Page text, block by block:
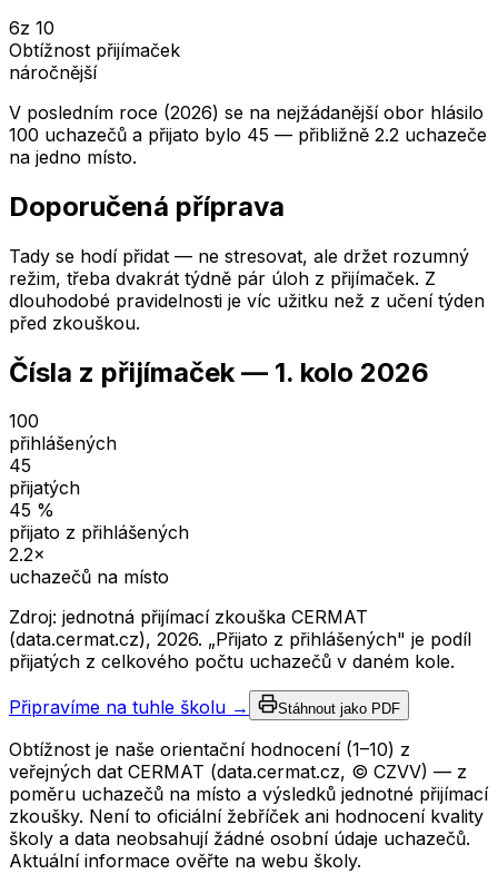
6z 10
Obtížnost přijímaček
náročnější
V posledním roce (2026) se na nejžádanější obor hlásilo
100 uchazečů a přijato bylo 45 — přibližně 2.2 uchazeče
na jedno místo.
Doporučená příprava
Tady se hodí přidat — ne stresovat, ale držet rozumný
režim, třeba dvakrát týdně pár úloh z přijímaček. Z
dlouhodobé pravidelnosti je víc užitku než z učení týden
před zkouškou.
Čísla z přijímaček — 1. kolo 2026
100
přihlášených
45
přijatých
45 %
přijato z přihlášených
2.2×
uchazečů na místo
Zdroj: jednotná přijímací zkouška CERMAT
(data.cermat.cz), 2026. „Přijato z přihlášených" je podíl
přijatých z celkového počtu uchazečů v daném kole.
Připravíme na tuhle školu → Stáhnout jako PDF
Obtížnost je naše orientační hodnocení (1–10) z
veřejných dat CERMAT (data.cermat.cz, © CZVV) — z
poměru uchazečů na místo a výsledků jednotné přijímací
zkoušky. Není to oficiální žebříček ani hodnocení kvality
školy a data neobsahují žádné osobní údaje uchazečů.
Aktuální informace ověřte na webu školy.